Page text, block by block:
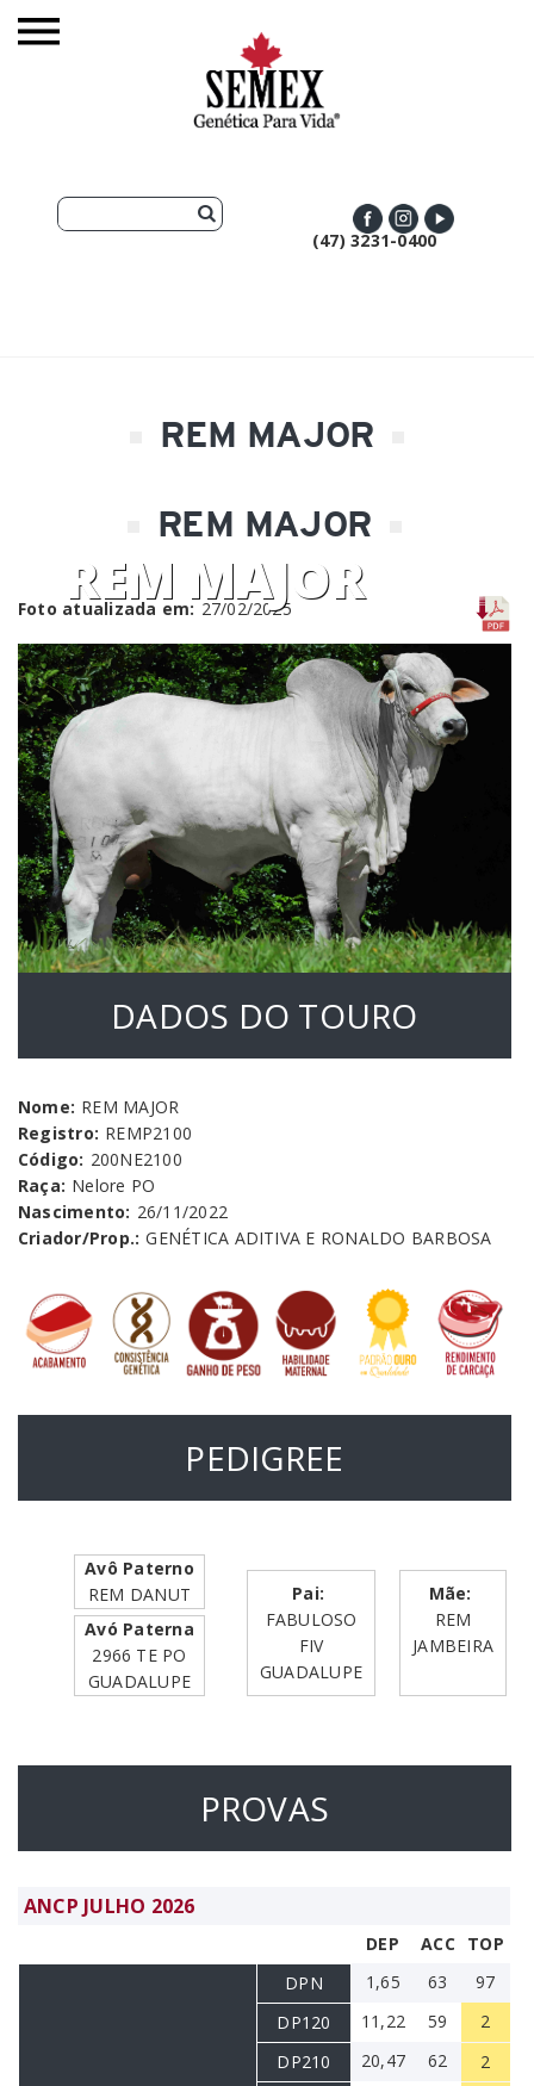
(47) 3231-0400
REM MAJOR
REM MAJOR
REM MAJOR
Foto atualizada em: 27/02/2025
DADOS DO TOURO
Nome: REM MAJOR
Registro: REMP2100
Código: 200NE2100
Raça: Nelore PO
Nascimento: 26/11/2022
Criador/Prop.: GENÉTICA ADITIVA E RONALDO BARBOSA
PEDIGREE
Avô Paterno
REM DANUT
Avó Paterna
2966 TE PO
GUADALUPE
Pai:
FABULOSO
FIV
GUADALUPE
Mãe:
REM
JAMBEIRA
PROVAS
ANCP JULHO 2026
DEP ACC TOP
DPN 1,65 63
97
DP120
11,22 59
2
DP210
20,47 62
2